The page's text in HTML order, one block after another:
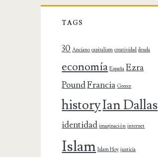
TAGS
30 Anciano capitalism creatividad deuda
economía España Ezra
PoundFrancia Greece
historyIan Dallas
identidad imaginación internet
Islam Islam Hoy justicia